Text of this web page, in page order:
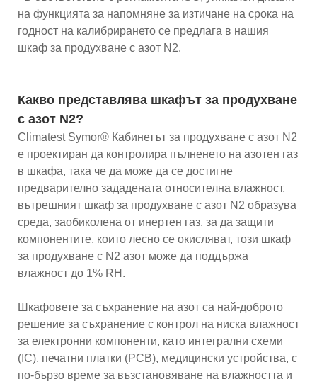
на функцията за напомняне за изтичане на срока на
годност на калибрирането се предлага в нашия
шкаф за продухване с азот N2.
Какво представлява шкафът за продухване
с азот N2?
Climatest Symor® Кабинетът за продухване с азот N2
е проектиран да контролира пълненето на азотен газ
в шкафа, така че да може да се достигне
предварително зададената относителна влажност,
вътрешният шкаф за продухване с азот N2 образува
среда, заобиколена от инертен газ, за ​​да защити
компонентите, които лесно се окисляват, този шкаф
за продухване с N2 азот може да поддържа
влажност до 1% RH.
Шкафовете за съхранение на азот са най-доброто
решение за съхранение с контрол на ниска влажност
за електронни компоненти, като интегрални схеми
(IC), печатни платки (PCB), медицински устройства, с
по-бързо време за възстановяване на влажността и